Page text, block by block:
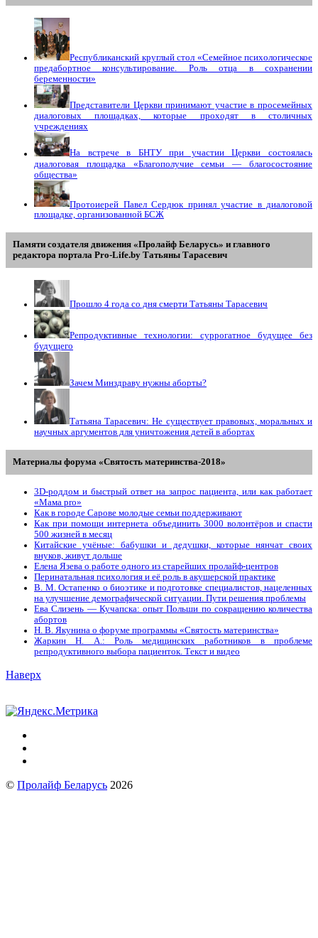
Республиканский круглый стол «Семейное психологическое
предабортное консультирование. Роль отца в сохранении
беременности»
Представители Церкви принимают участие в просемейных
диалоговых площадках, которые проходят в столичных
учреждениях
На встрече в БНТУ при участии Церкви состоялась
диалоговая площадка «Благополучие семьи — благосостояние
общества»
Протоиерей Павел Сердюк принял участие в диалоговой
площадке, организованной БСЖ
Памяти создателя движения «Пролайф Беларусь» и главного
редактора портала Pro-Life.by Tатьяны Tарасевич
Прошло 4 года со дня смерти Татьяны Тарасевич
Репродуктивные технологии: суррогатное будущее без
будущего
Зачем Минздраву нужны аборты?
Татьяна Тарасевич: Не существует правовых, моральных и
научных аргументов для уничтожения детей в абортах
Материалы форума «Святость материнства-2018»
3D-роддом и быстрый ответ на запрос пациента, или как работает
«Мама prо»
Как в городе Сарове молодые семьи поддерживают
Как при помощи интернета объединить 3000 волонтёров и спасти
500 жизней в месяц
Китайские учёные: бабушки и дедушки, которые нянчат своих
внуков, живут дольше
Елена Язева о работе одного из старейших пролайф-центров
Перинатальная психология и её роль в акушерской практике
В. М. Остапенко о биоэтике и подготовке специалистов, нацеленных
на улучшение демографической ситуации. Пути решения проблемы
Ева Слизень — Кучапска: опыт Польши по сокращению количества
абортов
Н. В. Якунина о форуме программы «Святость материнства»
Жаркин Н. А.: Роль медицинских работников в проблеме
репродуктивного выбора пациенток. Tекст и видео
Наверх
© Пролайф Беларусь 2026